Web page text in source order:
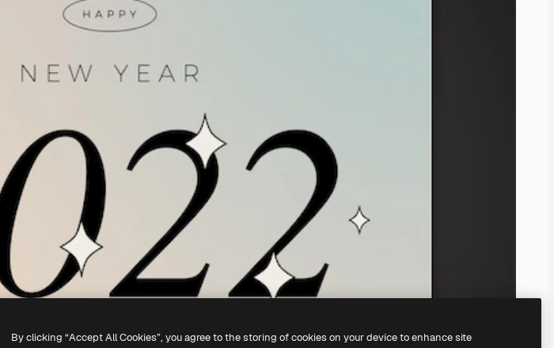
By clicking “Accept All Cookies”, you agree to the storing of cookies on your device to enhance site